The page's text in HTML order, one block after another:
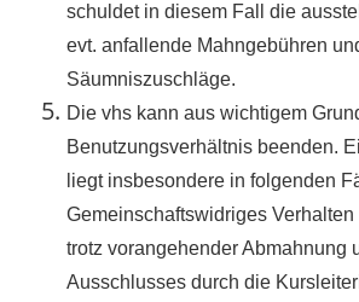
schuldet in diesem Fall die
evt. anfallende Mahngebühren
Säumniszuschläge.
Die vhs kann aus wichtigem
Benutzungsverhältnis beenden.
liegt insbesondere in folgenden
Gemeinschaftswidriges
trotz vorangehender Abmahnung
Ausschlusses durch die